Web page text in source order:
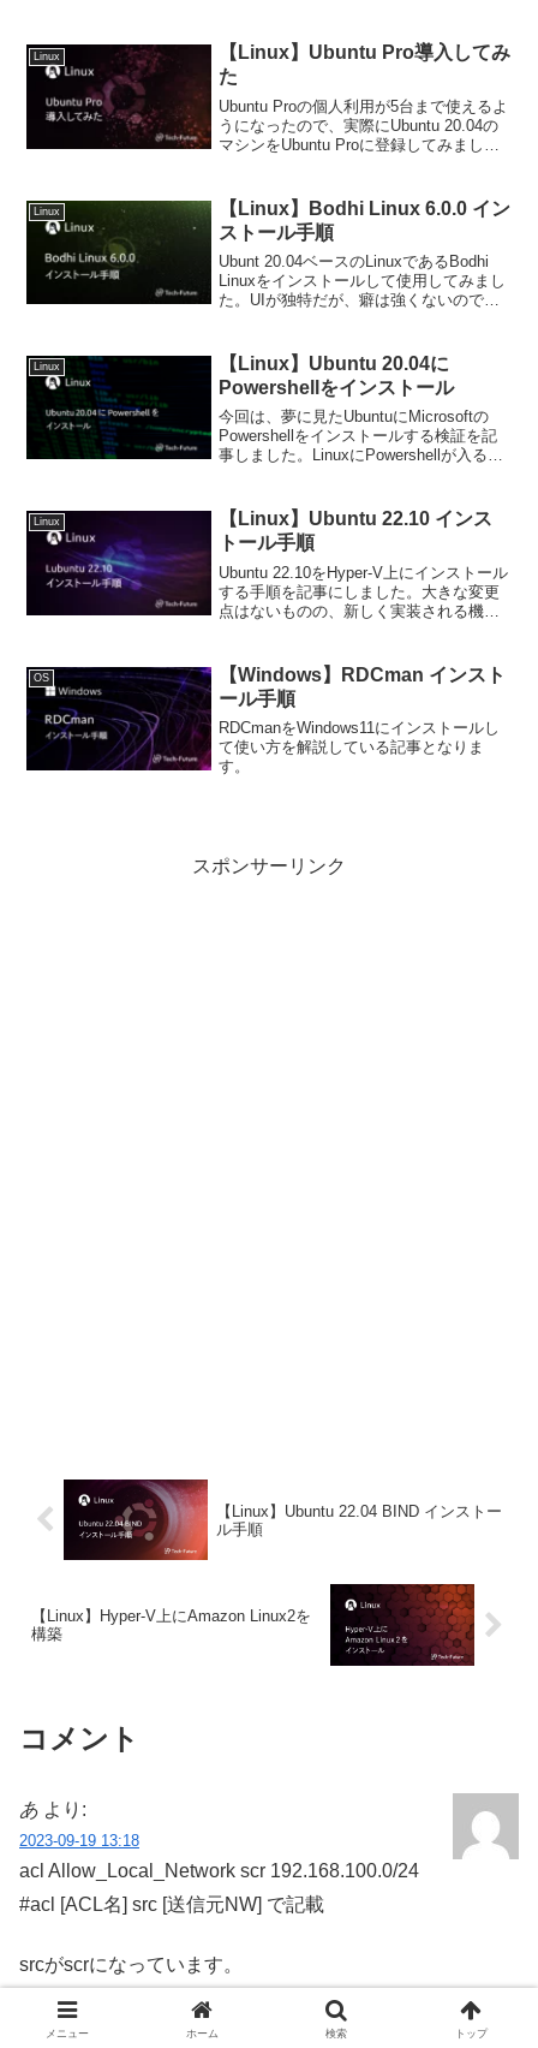
Linux
【Linux】Ubuntu Pro導入してみ
た
Ubuntu Proの個人利用が5台まで使えるよ
うになったので、実際にUbuntu 20.04の
マシンをUbuntu Proに登録してみまし
Linux
【Linux】Bodhi Linux 6.0.0 イン
ストール手順
Ubunt 20.04ベースのLinuxであるBodhi
Linuxをインストールして使用してみまし
た。UIが独特だが、癖は強くないので割
Linux
【Linux】Ubuntu 20.04に
Powershellをインストール
今回は、夢に見たUbuntuにMicrosoftの
Powershellをインストールする検証を記
事しました。LinuxにPowershellが入るな
Linux
【Linux】Ubuntu 22.10 インス
トール手順
Ubuntu 22.10をHyper-V上にインストール
する手順を記事にしました。大きな変更
点はないものの、新しく実装される機能
OS
【Windows】RDCman インスト
ール手順
RDCmanをWindows11にインストールし
て使い方を解説している記事となりま
す。
スポンサーリンク
【Linux】Ubuntu 22.04 BIND インストー
ル手順
【Linux】Hyper-V上にAmazon Linux2を
構築
コメント
あ より:
2023-09-19 13:18
acl Allow_Local_Network scr 192.168.100.0/24
#acl [ACL名] src [送信元NW] で記載
srcがscrになっています。
返信
メニュー ホーム 検索 トップ